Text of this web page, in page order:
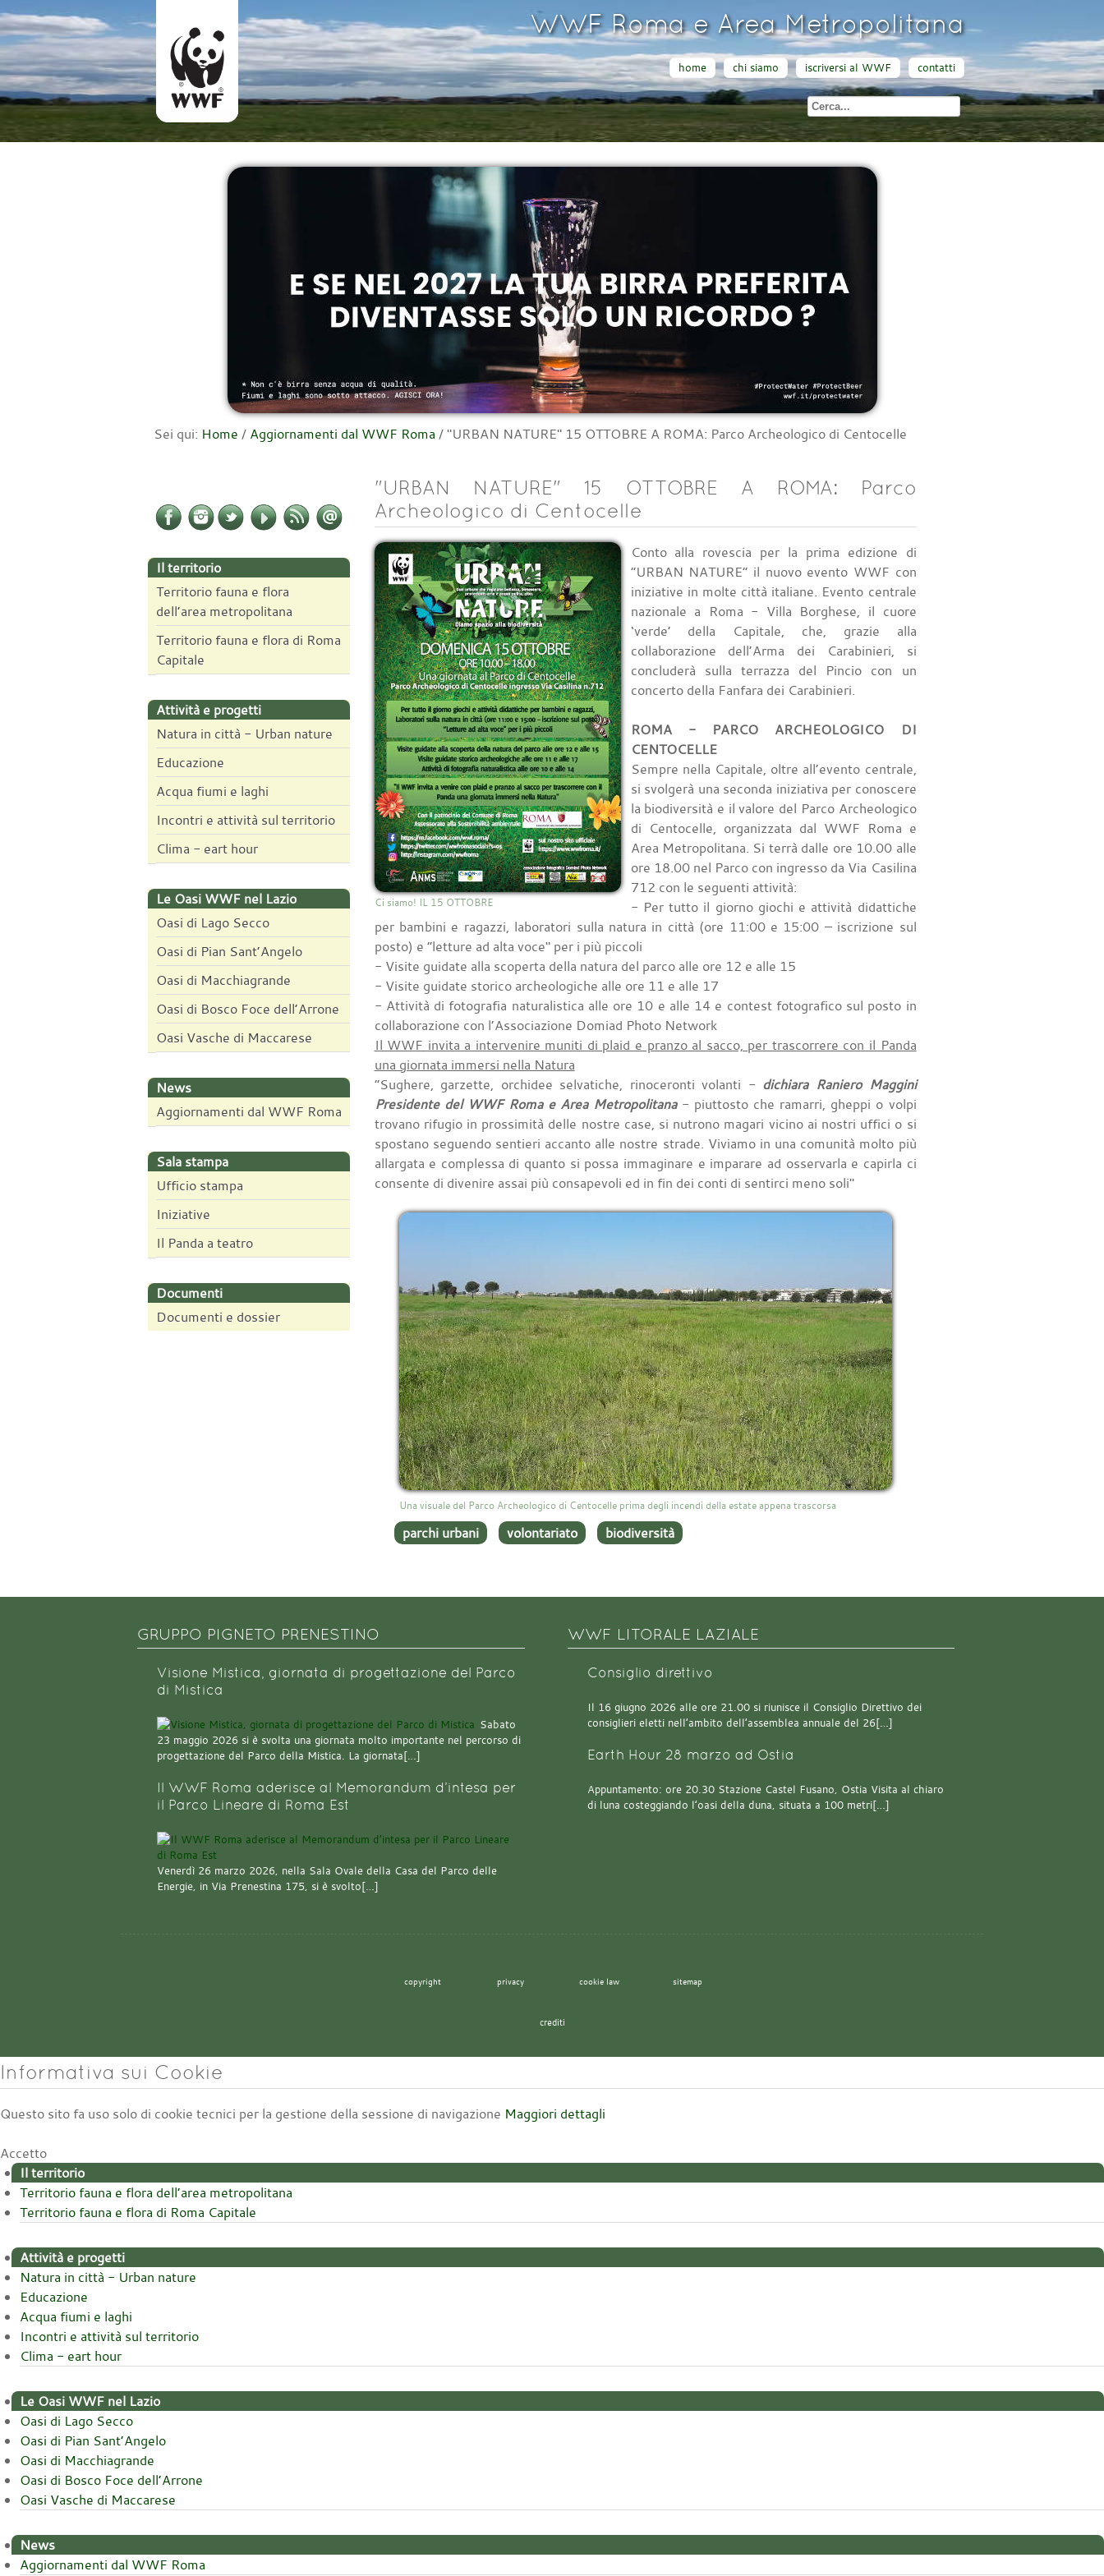
WWF Roma e Area Metropolitana
home chi siamo iscriversi al WWF contatti
Sei qui: Home / Aggiornamenti dal WWF Roma / "URBAN NATURE" 15 OTTOBRE A ROMA: Parco Archeologico di Centocelle
Il territorio
Territorio fauna e flora
dell’area metropolitana
Territorio fauna e flora di Roma
Capitale
Attività e progetti
Natura in città - Urban nature
Educazione
Acqua fiumi e laghi
Incontri e attività sul territorio
Clima - eart hour
Le Oasi WWF nel Lazio
Oasi di Lago Secco
Oasi di Pian Sant’Angelo
Oasi di Macchiagrande
Oasi di Bosco Foce dell’Arrone
Oasi Vasche di Maccarese
News
Aggiornamenti dal WWF Roma
Sala stampa
Ufficio stampa
Iniziative
Il Panda a teatro
Documenti
Documenti e dossier
"URBAN NATURE" 15 OTTOBRE A ROMA: Parco
Archeologico di Centocelle
Ci siamo! IL 15 OTTOBRE
Conto alla rovescia per la prima edizione di
“URBAN NATURE” il nuovo evento WWF con
iniziative in molte città italiane. Evento centrale
nazionale a Roma - Villa Borghese, il cuore
‘verde’ della Capitale, che, grazie alla
collaborazione dell’Arma dei Carabinieri, si
concluderà sulla terrazza del Pincio con un
concerto della Fanfara dei Carabinieri.
ROMA - PARCO ARCHEOLOGICO DI
CENTOCELLE
Sempre nella Capitale, oltre all’evento centrale,
si svolgerà una seconda iniziativa per conoscere
la biodiversità e il valore del Parco Archeologico
di Centocelle, organizzata dal WWF Roma e
Area Metropolitana. Si terrà dalle ore 10.00 alle
ore 18.00 nel Parco con ingresso da Via Casilina
712 con le seguenti attività:
- Per tutto il giorno giochi e attività didattiche
per bambini e ragazzi, laboratori sulla natura in città (ore 11:00 e 15:00 – iscrizione sul
posto) e “letture ad alta voce" per i più piccoli
- Visite guidate alla scoperta della natura del parco alle ore 12 e alle 15
- Visite guidate storico archeologiche alle ore 11 e alle 17
- Attività di fotografia naturalistica alle ore 10 e alle 14 e contest fotografico sul posto in
collaborazione con l’Associazione Domiad Photo Network
Il WWF invita a intervenire muniti di plaid e pranzo al sacco, per trascorrere con il Panda
una giornata immersi nella Natura
“Sughere, garzette, orchidee selvatiche, rinoceronti volanti - dichiara Raniero Maggini
Presidente del WWF Roma e Area Metropolitana - piuttosto che ramarri, gheppi o volpi
trovano rifugio in prossimità delle nostre case, si nutrono magari vicino ai nostri uffici o si
spostano seguendo sentieri accanto alle nostre strade. Viviamo in una comunità molto più
allargata e complessa di quanto si possa immaginare e imparare ad osservarla e capirla ci
consente di divenire assai più consapevoli ed in fin dei conti di sentirci meno soli"
Una visuale del Parco Archeologico di Centocelle prima degli incendi della estate appena trascorsa
parchi urbani volontariato biodiversità
GRUPPO PIGNETO PRENESTINO
Visione Mistica, giornata di progettazione del Parco
di Mistica
Sabato
23 maggio 2026 si è svolta una giornata molto importante nel percorso di
progettazione del Parco della Mistica. La giornata[…]
Il WWF Roma aderisce al Memorandum d’intesa per
il Parco Lineare di Roma Est
Venerdì 26 marzo 2026, nella Sala Ovale della Casa del Parco delle
Energie, in Via Prenestina 175, si è svolto[…]
WWF LITORALE LAZIALE
Consiglio direttivo
Il 16 giugno 2026 alle ore 21.00 si riunisce il Consiglio Direttivo dei
consiglieri eletti nell’ambito dell’assemblea annuale del 26[…]
Earth Hour 28 marzo ad Ostia
Appuntamento: ore 20.30 Stazione Castel Fusano, Ostia Visita al chiaro
di luna costeggiando l’oasi della duna, situata a 100 metri[…]
copyright privacy cookie law sitemap
crediti
Informativa sui Cookie
Questo sito fa uso solo di cookie tecnici per la gestione della sessione di navigazione Maggiori dettagli
Accetto
Il territorio
Territorio fauna e flora dell’area metropolitana
Territorio fauna e flora di Roma Capitale
Attività e progetti
Natura in città - Urban nature
Educazione
Acqua fiumi e laghi
Incontri e attività sul territorio
Clima - eart hour
Le Oasi WWF nel Lazio
Oasi di Lago Secco
Oasi di Pian Sant’Angelo
Oasi di Macchiagrande
Oasi di Bosco Foce dell’Arrone
Oasi Vasche di Maccarese
News
Aggiornamenti dal WWF Roma